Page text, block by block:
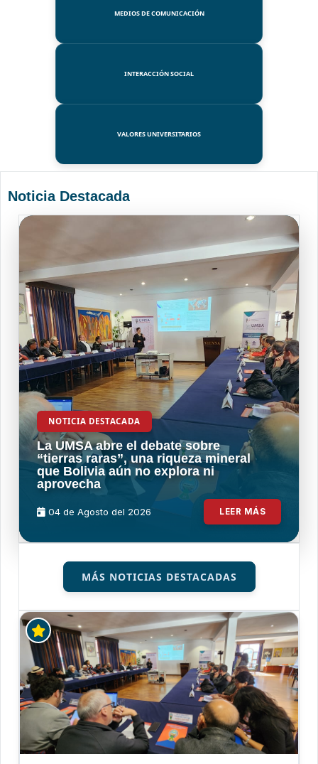
MEDIOS DE COMUNICACIÓN
INTERACCIÓN SOCIAL
VALORES UNIVERSITARIOS
Noticia Destacada
NOTICIA DESTACADA
La UMSA abre el debate sobre
“tierras raras”, una riqueza mineral
que Bolivia aún no explora ni
aprovecha
04 de Agosto del 2026 LEER MÁS
MÁS NOTICIAS DESTACADAS